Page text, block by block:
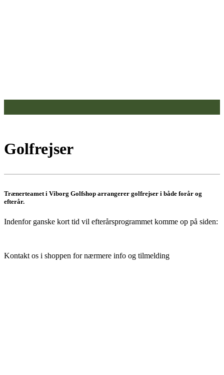
Golfrejser
Trænerteamet i Viborg Golfshop arrangerer golfrejser i både forår og
efterår.
Indenfor ganske kort tid vil efterårsprogrammet komme op på siden:
Kontakt os i shoppen for nærmere info og tilmelding